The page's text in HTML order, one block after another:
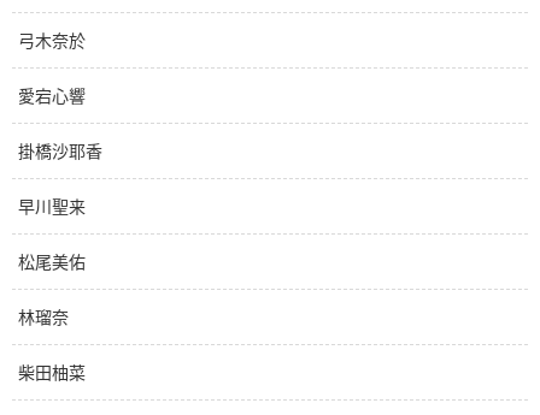
弓木奈於
愛宕心響
掛橋沙耶香
早川聖来
松尾美佑
林瑠奈
柴田柚菜